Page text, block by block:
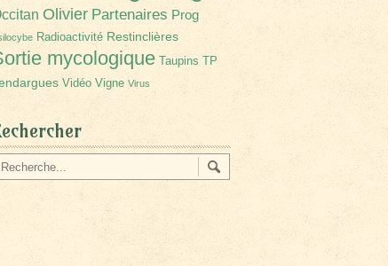
Olivier Partenaires Prog
Radioactivité Restinclières
mycologique Taupins TP
Vidéo Vigne Virus